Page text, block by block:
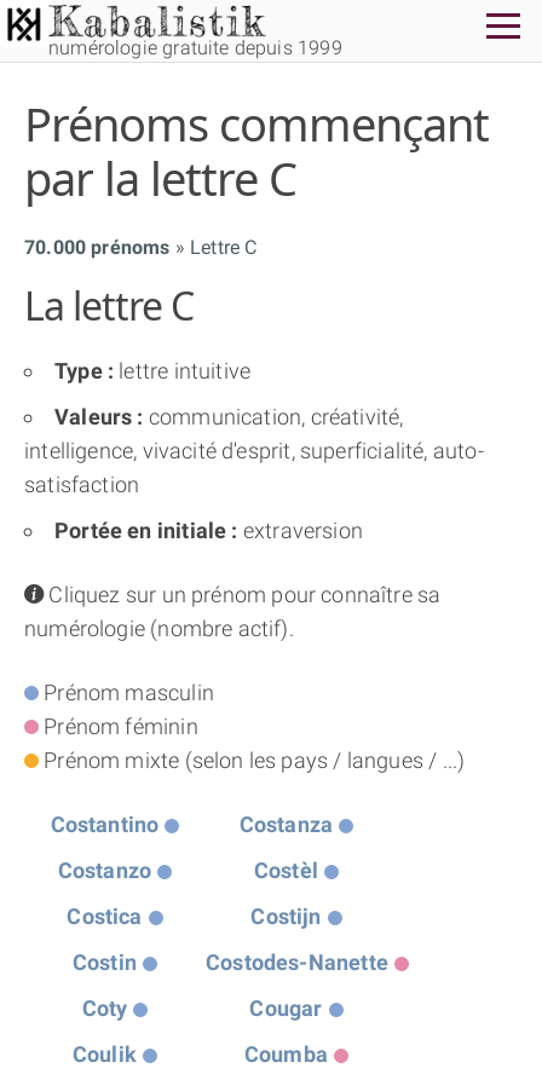
numérologie gratuite depuis 1999
Prénoms commençant
par la lettre C
70.000 prénoms Lettre C
La lettre C
Type : lettre intuitive
Valeurs : communication, créativité,
intelligence, vivacité d'esprit, superficialité, auto-
satisfaction
Portée en initiale : extraversion
infoCliquez sur un prénom pour connaître sa
numérologie (nombre actif).
Prénom masculin
Prénom féminin
Prénom mixte (selon les pays / langues / ...)
Costantino
Costanza
Costanzo
Costèl
Costica
Costijn
Costin
Costodes-Nanette
Coty
Cougar
Coulik
Coumba
THÈME GRATUIT
THÈME TEMPOREL
APPRENDRE LA NUMÉROLOGIE
EXPLORER LA NUMÉROLOGIE
(À PROPOS)